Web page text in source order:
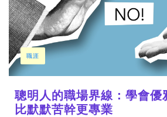
職涯
聰明人的職場界線：學會優
比默默苦幹更專業